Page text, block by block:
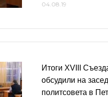
04.08.19
Итоги XVIII
обсудили на
политсовета в